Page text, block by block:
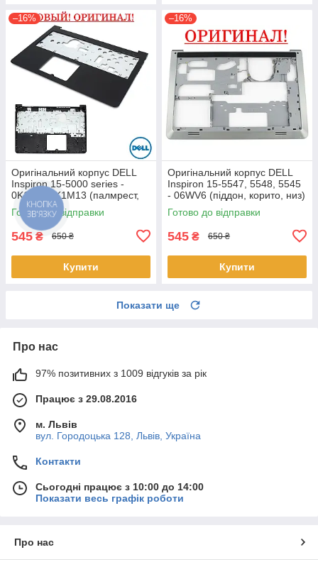
–16%
Оригінальний корпус DELL
Inspiron 15-5000 series -
0K1M13, K1M13 (палмрест,
топкейс, верх)
Готово до відправки
545 ₴ 650 ₴
Купити
–16%
Оригінальний корпус DELL
Inspiron 15-5547, 5548, 5545
- 06WV6 (піддон, корито, низ)
Готово до відправки
545 ₴ 650 ₴
Купити
Показати ще
Про нас
97% позитивних з 1009 відгуків за рік
Працює з 29.08.2016
м. Львів
вул. Городоцька 128, Львів, Україна
Контакти
Сьогодні працює з 10:00 до 14:00
Показати весь графік роботи
Про нас
КНОПКА
ЗВ'ЯЗКУ